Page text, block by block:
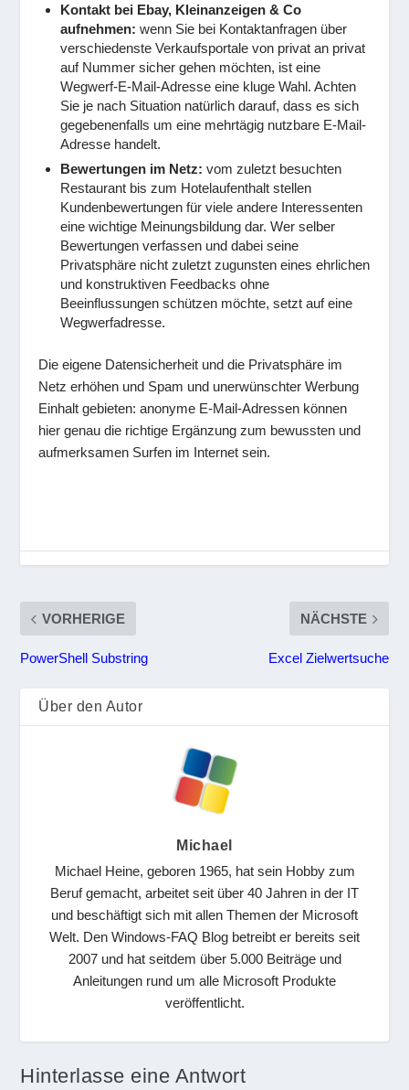
Kontakt bei Ebay, Kleinanzeigen & Co
aufnehmen: wenn Sie bei Kontaktanfragen über
verschiedenste Verkaufsportale von privat an privat
auf Nummer sicher gehen möchten, ist eine
Wegwerf-E-Mail-Adresse eine kluge Wahl. Achten
Sie je nach Situation natürlich darauf, dass es sich
gegebenenfalls um eine mehrtägig nutzbare E-Mail-
Adresse handelt.
Bewertungen im Netz: vom zuletzt besuchten
Restaurant bis zum Hotelaufenthalt stellen
Kundenbewertungen für viele andere Interessenten
eine wichtige Meinungsbildung dar. Wer selber
Bewertungen verfassen und dabei seine
Privatsphäre nicht zuletzt zugunsten eines ehrlichen
und konstruktiven Feedbacks ohne
Beeinflussungen schützen möchte, setzt auf eine
Wegwerfadresse.
Die eigene Datensicherheit und die Privatsphäre im
Netz erhöhen und Spam und unerwünschter Werbung
Einhalt gebieten: anonyme E-Mail-Adressen können
hier genau die richtige Ergänzung zum bewussten und
aufmerksamen Surfen im Internet sein.
VORHERIGE
PowerShell Substring
NÄCHSTE
Excel Zielwertsuche
Über den Autor
Michael
Michael Heine, geboren 1965, hat sein Hobby zum
Beruf gemacht, arbeitet seit über 40 Jahren in der IT
und beschäftigt sich mit allen Themen der Microsoft
Welt. Den Windows-FAQ Blog betreibt er bereits seit
2007 und hat seitdem über 5.000 Beiträge und
Anleitungen rund um alle Microsoft Produkte
veröffentlicht.
Hinterlasse eine Antwort